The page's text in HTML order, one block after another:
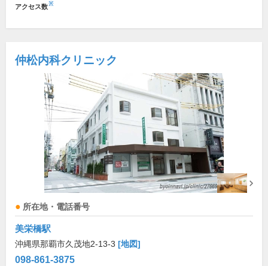
アクセス数※
仲松内科クリニック
所在地・電話番号
美栄橋駅
沖縄県那覇市久茂地2-13-3 [地図]
098-861-3875